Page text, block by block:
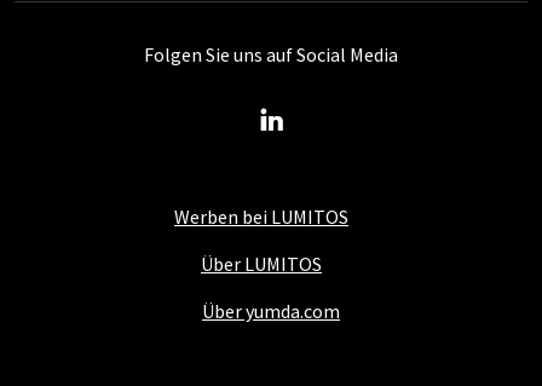
Werben bei LUMITOS
Über LUMITOS
Über yumda.com
Folgen Sie uns auf Social Media